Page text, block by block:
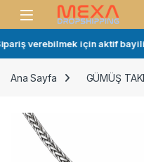
Skip to navigation
Skip to content
Open
verebilmek için aktif bayilik
Ana Sayfa GÜMÜŞ TAKI